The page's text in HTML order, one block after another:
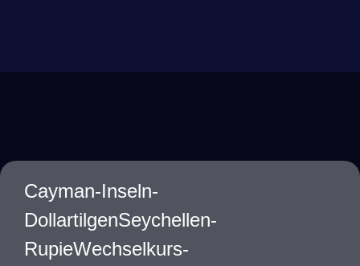
Cayman-Inseln-
DollartilgenSeychellen-
RupieWechselkurs-